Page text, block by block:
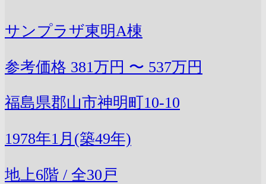
サンプラザ東明A棟
参考価格 381万円 〜 537万円
福島県郡山市神明町10-10
1978年1月(築49年)
地上6階 / 全30戸